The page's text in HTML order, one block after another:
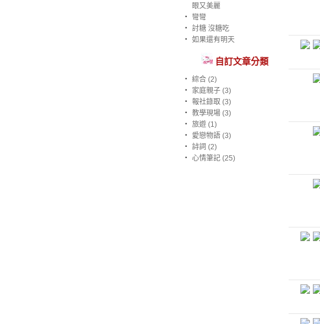
眼又美麗
‧ 彎彎
‧ 討糖 沒糖吃
‧ 如果還有明天
自訂文章分類
‧ 綜合 (2)
‧
家庭親子 (3)
‧ 報社錄取 (3)
‧ 教學現場 (3)
‧ 旅遊 (1)
‧
愛戀物語 (3)
‧ 詩詞 (2)
‧ 心情筆記 (25)